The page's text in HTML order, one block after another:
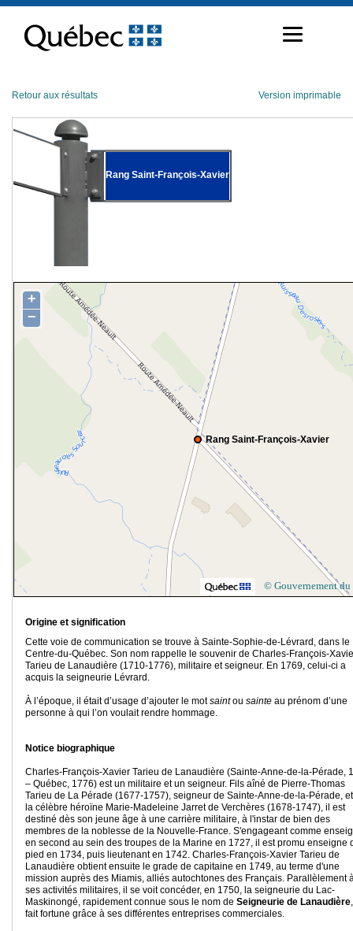
contenu
Retour aux résultats Version imprimable
Rang Saint-François-Xavier
Rang Saint-François-Xavier
+
−
© Gouvernement du
Origine et signification
Cette voie de communication se trouve à Sainte-Sophie-de-Lévrard, dans le
Centre-du-Québec. Son nom rappelle le souvenir de Charles-François-
Tarieu de Lanaudière (1710-1776), militaire et seigneur. En 1769, celui-ci a
acquis la seigneurie Lévrard.
À l’époque, il était d’usage d’ajouter le motsaintou sainte au prénom d’une
personne à qui l’on voulait rendre hommage.
Notice biographique
Charles-François-Xavier Tarieu de Lanaudière (Sainte-Anne-de-la-Pérade,
– Québec, 1776) est un militaire et un seigneur. Fils aîné de Pierre-Thomas
Tarieu de La Pérade (1677-1757), seigneur de Sainte-Anne-de-la-Pérade,
la célèbre héroïne Marie-Madeleine Jarret de Verchères (1678-1747), il est
destiné dès son jeune âge à une carrière militaire, à l'instar de bien des
membres de la noblesse de la Nouvelle-France. S'engageant comme
en second au sein des troupes de la Marine en 1727, il est promu enseigne
pied en 1734, puis lieutenant en 1742. Charles-François-Xavier Tarieu de
Lanaudière obtient ensuite le grade de capitaine en 1749, au terme d'une
mission auprès des Miamis, alliés autochtones des Français. Parallèlement
ses activités militaires, il se voit concéder, en 1750, la seigneurie du Lac-
Maskinongé, rapidement connue sous le nom de Seigneurie de Lanaudière
fait fortune grâce à ses différentes entreprises commerciales.